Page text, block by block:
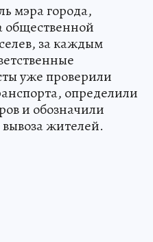
мэра города,
общественной
за каждым
уже проверили
определили
и обозначили
жителей.